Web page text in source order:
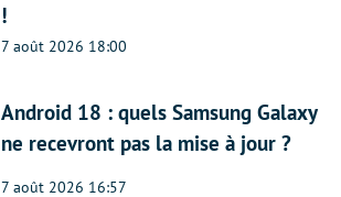
!
7 août 2026 18:00
Android 18 : quels Samsung Galaxy
ne recevront pas la mise à jour ?
7 août 2026 16:57